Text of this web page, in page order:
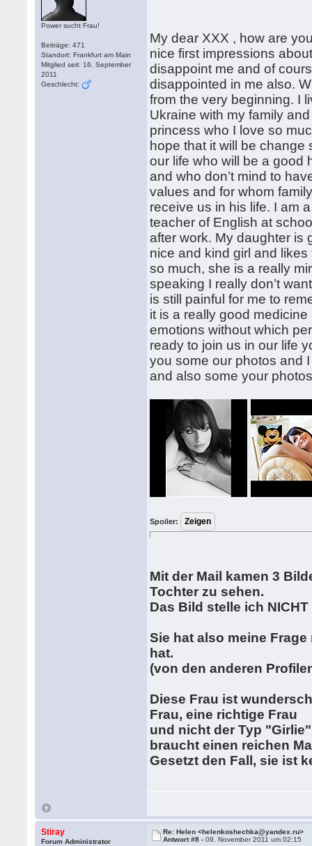
Power sucht Frau!
Beiträge: 471
Standort: Frankfurt am Main
Mitglied seit: 16. September
2011
Geschlecht:
My dear XXX , how are
nice first impressions
disappoint me and of
disappointed in me also.
from the very beginning. I
Ukraine with my family
princess who I love so
hope that it will be
our life who will be a good
and who don’t mind to
values and for whom
receive us in his life. I am
teacher of English at
after work. My daughter is
nice and kind girl and
so much, she is a really
speaking I really don’t
is still painful for me to
it is a really good
emotions without which
ready to join us in our life
you some our photos and
and also some your
Spoiler:
Mit der Mail kamen 3
Tochter zu sehen.
Das Bild stelle ich
Sie hat also meine
hat.
(von den anderen
Diese Frau ist
Frau, eine richtige Frau
und nicht der Typ
braucht einen reichen
Gesetzt den Fall, sie ist
Stiray
Forum Administrator
Re: Helen <helenkoshechka@yandex.ru>
Antwort #8 -09. November 2011 um 02:15